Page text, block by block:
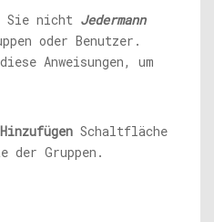
Sie nicht Jedermann
oder Benutzer.
Anweisungen, um
Hinzufügen Schaltfläche
Gruppen.